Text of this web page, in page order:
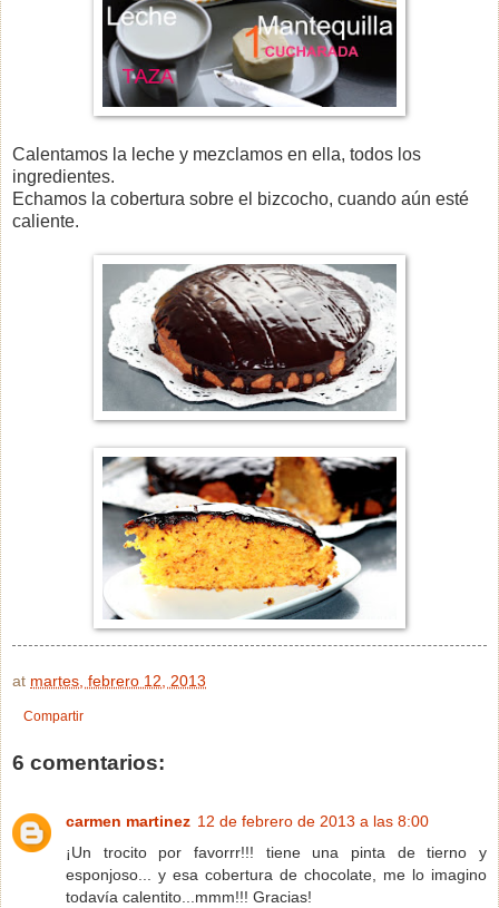
Calentamos la leche y mezclamos en ella, todos los
ingredientes.
Echamos la cobertura sobre el bizcocho, cuando aún esté
caliente.
at martes, febrero 12, 2013
Compartir
6 comentarios:
carmen martinez 12 de febrero de 2013 a las 8:00
¡Un trocito por favorrr!!! tiene una pinta de tierno y
esponjoso... y esa cobertura de chocolate, me lo imagino
todavía calentito...mmm!!! Gracias!